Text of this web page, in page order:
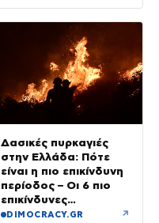
Δασικές πυρκαγιές
στην Ελλάδα: Πότε
είναι η πιο επικίνδυνη
περίοδος – Οι 6 πιο
επικίνδυνες
εβδομάδες
DIMOCRACY.GR ↗